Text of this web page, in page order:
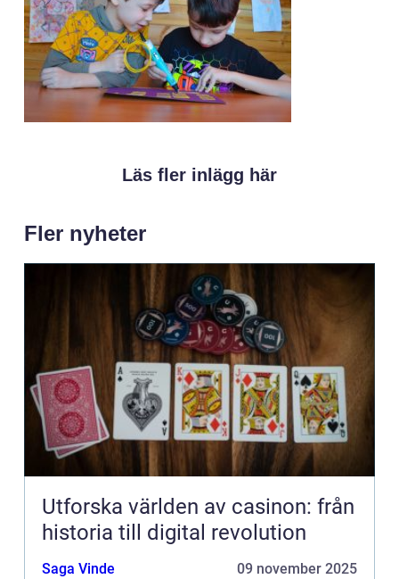
Läs fler inlägg här
Fler nyheter
Utforska världen av casinon: från
historia till digital revolution
Saga Vinde 09 november 2025